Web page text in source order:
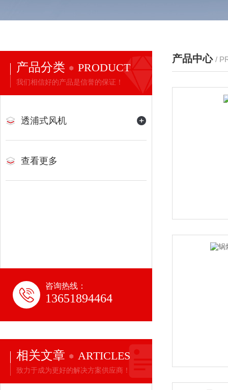
产品分类 PRODUCT
我们相信好的产品是信誉的保证！
透浦式风机
查看更多
咨询热线：
13651894464
相关文章 ARTICLES
致力于成为更好的解决方案供应商！
产品中心 /